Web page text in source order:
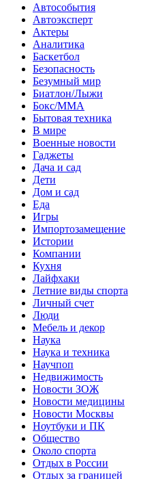
Автособытия
Автоэксперт
Актеры
Аналитика
Баскетбол
Безопасность
Безумный мир
Биатлон/Лыжи
Бокс/MMA
Бытовая техника
В мире
Военные новости
Гаджеты
Дача и сад
Дети
Дом и сад
Еда
Игры
Импортозамещение
Истории
Компании
Кухня
Лайфхаки
Летние виды спорта
Личный счет
Люди
Мебель и декор
Наука
Наука и техника
Научпоп
Недвижимость
Новости ЗОЖ
Новости медицины
Новости Москвы
Ноутбуки и ПК
Общество
Около спорта
Отдых в России
Отдых за границей